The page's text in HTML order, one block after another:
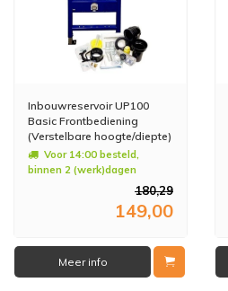
Inbouwreservoir UP100
Basic Frontbediening
(Verstelbare hoogte/diepte)
Voor 14:00 besteld,
binnen 2 (werk)dagen
180,29
149,00
Meer info